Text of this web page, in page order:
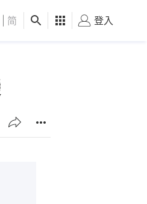
點 健康 好食玩飛
简 登入